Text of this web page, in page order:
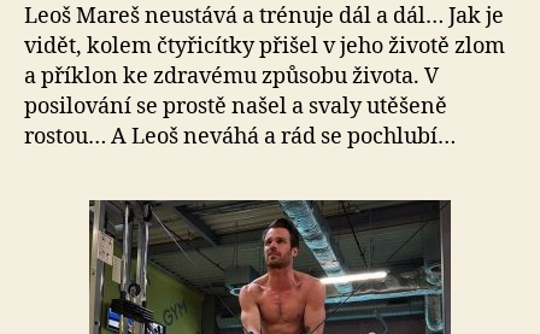
Leoš Mareš neustává a trénuje dál a dál… Jak je
vidět, kolem čtyřicítky přišel v jeho životě zlom
a příklon ke zdravému způsobu života. V
posilování se prostě našel a svaly utěšeně
rostou… A Leoš neváhá a rád se pochlubí…